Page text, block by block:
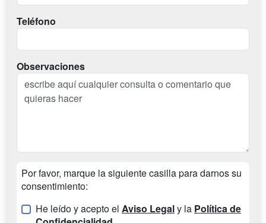
Teléfono
Observaciones
Por favor, marque la siguiente casilla para darnos su
consentimiento:
He leído y acepto el Aviso Legaly la Política de